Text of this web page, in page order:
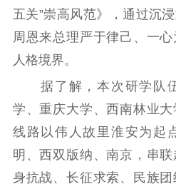
五关”崇高风范》，通过沉
周恩来总理严于律己、一
人格境界。
据了解，本次研学队伍
学、重庆大学、西南林业
线路以伟人故里淮安为起
明、西双版纳、南京，串
身抗战、长征求索、民族